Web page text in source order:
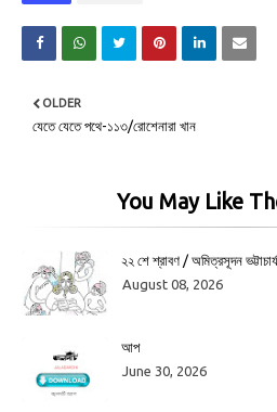
OLDER
যেতে যেতে পথে-১১৩/রোশেনারা খান
You May Like
২২ শে শ্রাবণ / অমিত্রসূদন ভট্টাচার্য
August 08, 2026
আপ
June 30, 2026